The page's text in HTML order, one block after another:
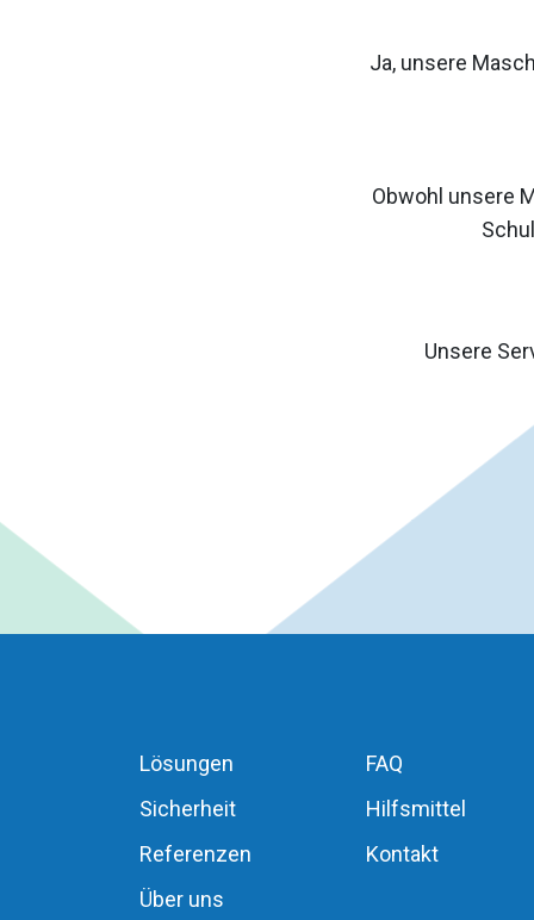
Ja, unsere
Obwohl unsere
Unsere
Lösungen
Sicherheit
Referenzen
Über uns
FAQ
Hilfsmittel
Kontakt